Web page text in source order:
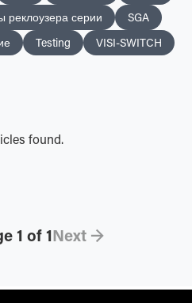
реклоузера серии SGA
Testing VISI-SWITCH
found.
1 of 1Next →